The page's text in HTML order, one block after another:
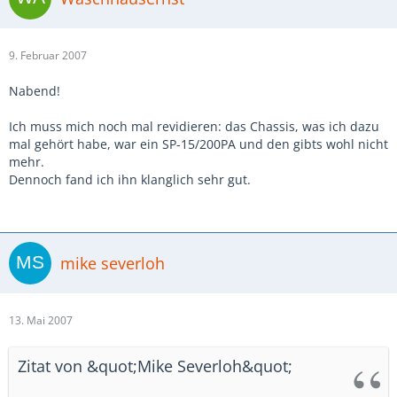
9. Februar 2007
Nabend!
Ich muss mich noch mal revidieren: das Chassis, was ich dazu
mal gehört habe, war ein SP-15/200PA und den gibts wohl nicht
mehr.
Dennoch fand ich ihn klanglich sehr gut.
mike severloh
13. Mai 2007
Zitat von &quot;Mike Severloh&quot;